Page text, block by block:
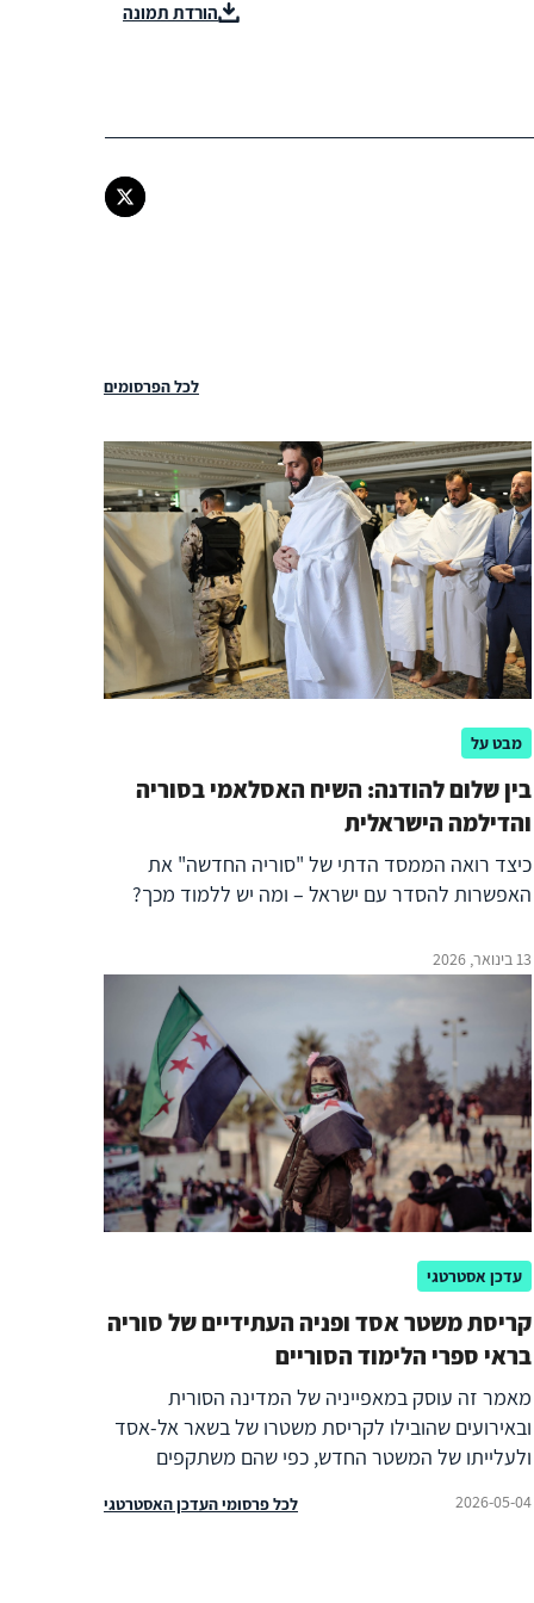
הורדת תמונה
לכל הפרסומים
מבט על
בין שלום להודנה: השיח האסלאמי בסוריה
והדילמה הישראלית
כיצד רואה הממסד הדתי של "סוריה החדשה" את
האפשרות להסדר עם ישראל – ומה יש ללמוד מכך?
13 בינואר, 2026
עדכן אסטרטגי
קריסת משטר אסד ופניה העתידיים של סוריה
בראי ספרי הלימוד הסוריים
מאמר זה עוסק במאפייניה של המדינה הסורית
ובאירועים שהובילו לקריסת משטרו של בשאר אל-אסד
ולעלייתו של המשטר החדש, כפי שהם משתקפים
מתוך הנחה שתוכניות לימוד הן כלי עזר בהערכה
2026-05-04 לכל פרסומי העדכן האסטרטגי